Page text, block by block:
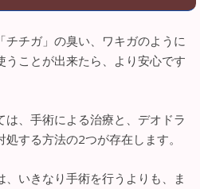
チチガ」の臭い、ワキガのように
うことが出来たら、より安心です
は、手術による治療と、デオドラ
する方法の2つが存在します。
いきなり手術を行うよりも、ま